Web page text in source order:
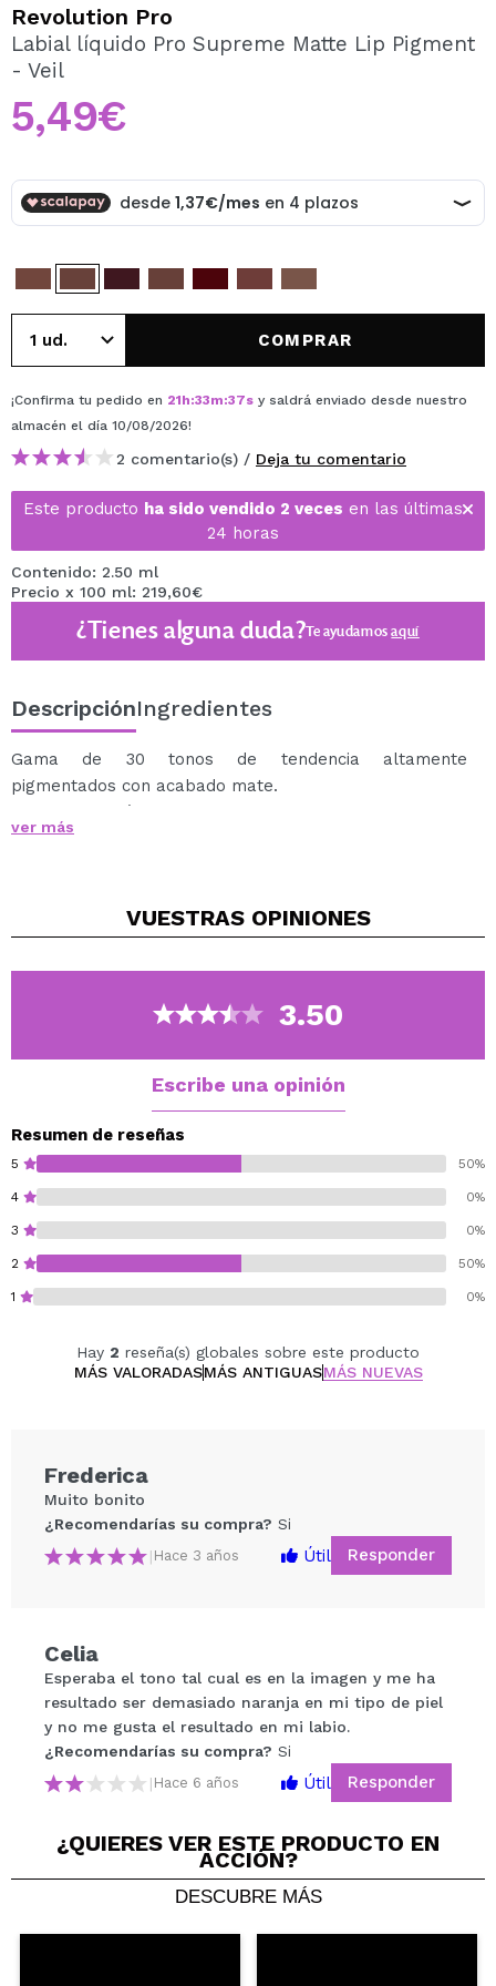
Al crear una cuenta en Maquillalia.com podrás realizar
tus compras rápidamente, revisar el estado de tus
Revolution Pro
Labial líquido Pro Supreme Matte Lip Pigment
- Veil
5,49€
COMPRAR
¡Confirma tu pedido en 21h:33m:37s y saldrá enviado desde nuestro
almacén el día 10/08/2026!
2 comentario(s) / Deja tu comentario
Este producto ha sido vendido 2 veces en las últimas
24 horas
Contenido: 2.50 ml
Precio x 100 ml: 219,60€
¿Tienes alguna duda?Te ayudamosaquí
DescripciónIngredientes
Gama de 30 tonos de tendencia altamente
pigmentados con acabado mate.
Se deslizan fácilmente gracias a su suave aplicador,
proporcionando una cobertura uniforme.
ver más
VUESTRAS OPINIONES
3.50
Escribe una opinión
Resumen de reseñas
5 50%
4 0%
3 0%
2 50%
1 0%
Hay 2 reseña(s) globales sobre este producto
MÁS VALORADASMÁS ANTIGUASMÁS NUEVAS
Compartir un vídeo o una foto
Tu vídeo podría ser el primero. Imagínatelo...
¿Recomendarías su compra? Si No
ENVIAR
Frederica
Muito bonito
¿Recomendarías su compra? Si
| Hace 3 años Útil Responder
Celia
Esperaba el tono tal cual es en la imagen y me ha
resultado ser demasiado naranja en mi tipo de piel
y no me gusta el resultado en mi labio.
¿Recomendarías su compra? Si
| Hace 6 años Útil Responder
¿QUIERES VER ESTE PRODUCTO EN
ACCIÓN?
DESCUBRE MÁS